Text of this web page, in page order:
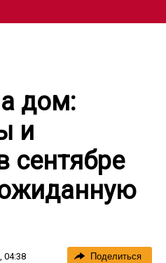
дом:
и
сентябре
04:38 Поделиться